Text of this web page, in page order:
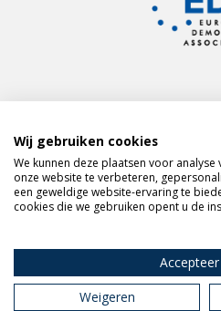
Meld je aan voor de
VERAS nieuwsbrief
Volg VERAS op
Wij gebruiken cookies
We kunnen deze plaatsen voor
onze website te verbeteren,
een geweldige website-ervaring te
cookies die we gebruiken opent u de
Weigeren